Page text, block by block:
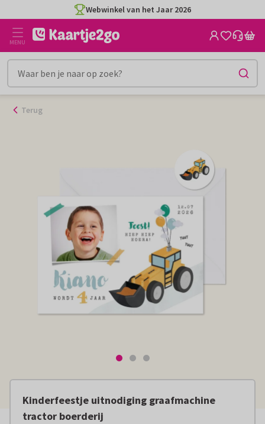
naar
inhoud
Webwinkel van het Jaar 2026
MENU
Terug
Kinderfeestje uitnodiging graafmachine
tractor boerderij